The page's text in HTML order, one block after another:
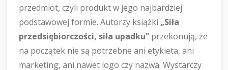
przedmiot, czyli produkt w jego najbardziej
podstawowej formie. Autorzy książki „Siła
przedsiębiorczości, siła upadku” przekonują, że
na początek nie są potrzebne ani etykieta, ani
marketing, ani nawet logo czy nazwa. Wystarczy